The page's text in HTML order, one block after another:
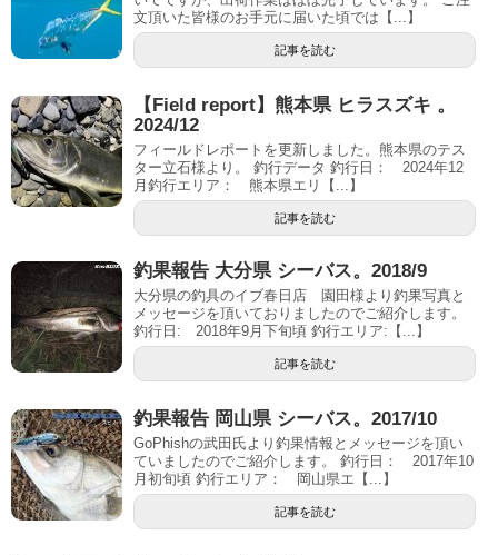
文頂いた皆様のお手元に届いた頃では【...】
記事を読む
【Field report】熊本県 ヒラスズキ 。
2024/12
フィールドレポートを更新しました。熊本県のテス
ター立石様より。 釣行データ 釣行日： 2024年12
月釣行エリア： 熊本県エリ【...】
記事を読む
釣果報告 大分県 シーバス。2018/9
大分県の釣具のイブ春日店 園田様より釣果写真と
メッセージを頂いておりましたのでご紹介します。
釣行日: 2018年9月下旬頃 釣行エリア:【...】
記事を読む
釣果報告 岡山県 シーバス。2017/10
GoPhishの武田氏より釣果情報とメッセージを頂い
ていましたのでご紹介します。 釣行日： 2017年10
月初旬頃 釣行エリア： 岡山県エ【...】
記事を読む